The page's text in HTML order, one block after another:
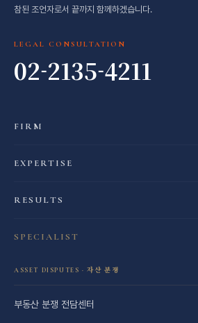
참된 조언자로서 끝까지 함께하겠습니다.
LEGAL CONSULTATION
02-2135-4211
FIRM
EXPERTISE
RESULTS
SPECIALIST
ASSET DISPUTES · 자산 분쟁
부동산 분쟁 전담센터